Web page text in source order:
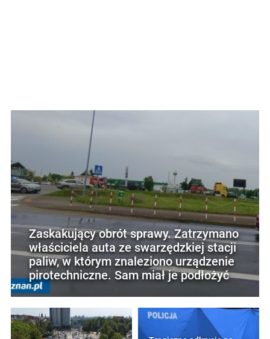
Zaskakujący obrót sprawy. Zatrzymano
właściciela auta ze swarzędzkiej stacji
paliw, w którym znaleziono urządzenie
pirotechniczne. Sam miał je podłożyć